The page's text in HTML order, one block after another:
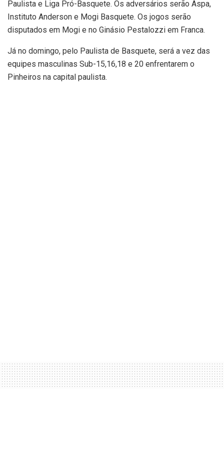
Paulista e Liga Pró-Basquete. Os adversários serão Aspa,
Instituto Anderson e Mogi Basquete. Os jogos serão
disputados em Mogi e no Ginásio Pestalozzi em Franca.
Já no domingo, pelo Paulista de Basquete, será a vez das
equipes masculinas Sub-15,16,18 e 20 enfrentarem o
Pinheiros na capital paulista.